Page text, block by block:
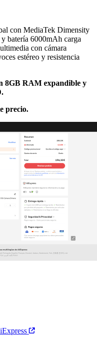
con MediaTek Dimensity
batería 6000mAh carga
con cámara
estéreo y resistencia
8GB RAM expandible y
precio.